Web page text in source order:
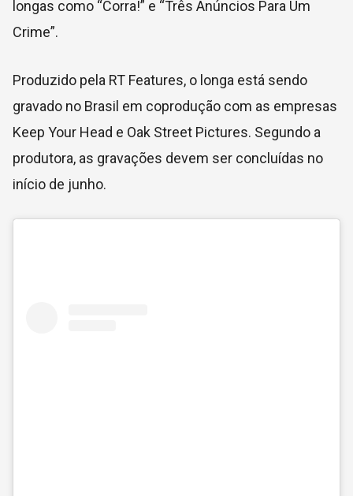
longas como “Corra!” e “Três Anúncios Para Um
Crime”.
Produzido pela RT Features, o longa está sendo
gravado no Brasil em coprodução com as empresas
Keep Your Head e Oak Street Pictures. Segundo a
produtora, as gravações devem ser concluídas no
início de junho.